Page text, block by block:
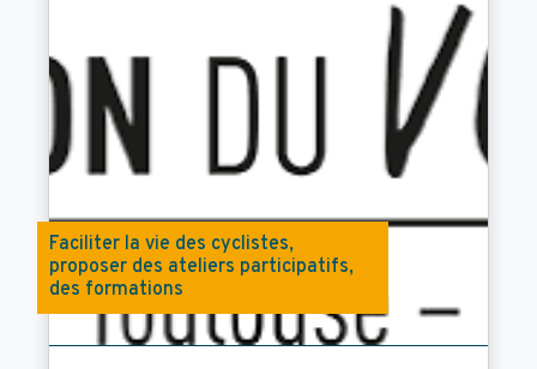
Faciliter la vie des cyclistes,
proposer des ateliers participatifs,
des formations